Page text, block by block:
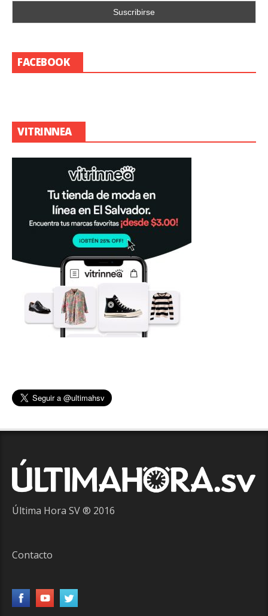
FACEBOOK
VITRINNEA
Última Hora SV ® 2016
Contacto